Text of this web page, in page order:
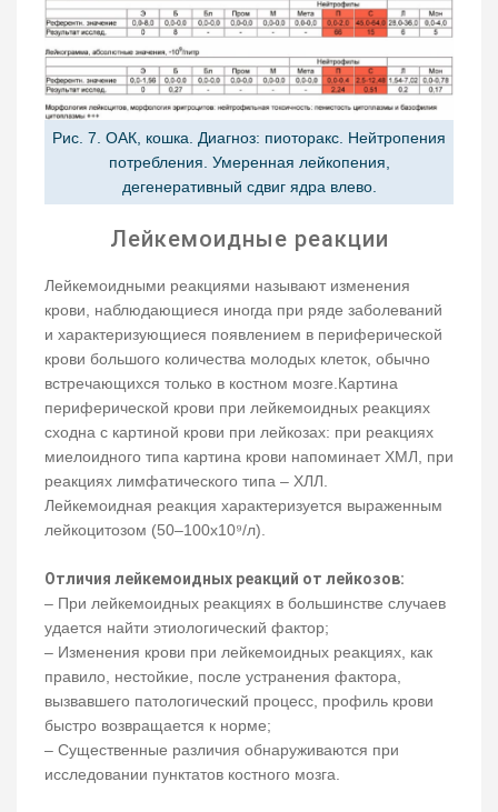
Рис. 7. ОАК, кошка. Диагноз: пиоторакс. Нейтропения
потребления. Умеренная лейкопения,
дегенеративный сдвиг ядра влево.
Лейкемоидные реакции
Лейкемоидными реакциями называют изменения
крови, наблюдающиеся иногда при ряде заболеваний
и характеризующиеся появлением в периферической
крови большого количества молодых клеток, обычно
встречающихся только в костном мозге.Картина
периферической крови при лейкемоидных реакциях
сходна с картиной крови при лейкозах: при реакциях
миелоидного типа картина крови напоминает ХМЛ, при
реакциях лимфатического типа – ХЛЛ.
Лейкемоидная реакция характеризуется выраженным
лейкоцитозом (50–100х10⁹/л).
Отличия лейкемоидных реакций от лейкозов:
– При лейкемоидных реакциях в большинстве случаев
удается найти этиологический фактор;
– Изменения крови при лейкемоидных реакциях, как
правило, нестойкие, после устранения фактора,
вызвавшего патологический процесс, профиль крови
быстро возвращается к норме;
– Существенные различия обнаруживаются при
исследовании пунктатов костного мозга.